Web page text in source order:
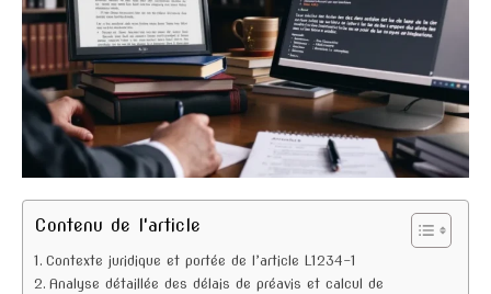
Contenu de l'article
Contexte juridique et portée de l’article L1234-1
Analyse détaillée des délais de préavis et calcul de